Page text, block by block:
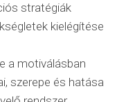
stratégiák
kielégítése
a motiválásban
szerepe és hatása